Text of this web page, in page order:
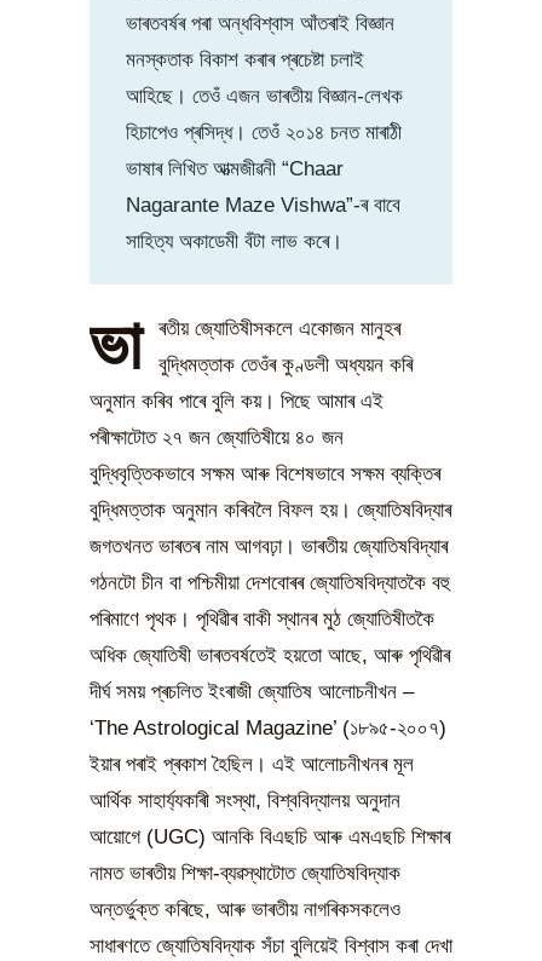
ভাৰতবৰ্ষৰ পৰা অন্ধবিশ্বাস আঁতৰাই বিজ্ঞান
মনস্কতাক বিকাশ কৰাৰ প্ৰচেষ্টা চলাই
আহিছে। তেওঁ এজন ভাৰতীয় বিজ্ঞান-লেখক
হিচাপেও প্ৰসিদ্ধ। তেওঁ ২০১৪ চনত মাৰাঠী
ভাষাৰ লিখিত আত্মজীৱনী “Chaar
Nagarante Maze Vishwa”-ৰ বাবে
সাহিত্য অকাডেমী বঁটা লাভ কৰে।
ভা
ৰতীয় জ্যোতিষীসকলে একোজন মানুহৰ
বুদ্ধিমত্তাক তেওঁৰ কুণ্ডলী অধ্যয়ন কৰি
অনুমান কৰিব পাৰে বুলি কয়। পিছে আমাৰ এই
পৰীক্ষাটোত ২৭ জন জ্যোতিষীয়ে ৪০ জন
বুদ্ধিবৃত্তিকভাবে সক্ষম আৰু বিশেষভাবে সক্ষম ব্যক্তিৰ
বুদ্ধিমত্তাক অনুমান কৰিবলৈ বিফল হয়। জ্যোতিষবিদ্যাৰ
জগতখনত ভাৰতৰ নাম আগবঢ়া। ভাৰতীয় জ্যোতিষবিদ্যাৰ
গঠনটো চীন বা পশ্চিমীয়া দেশবোৰৰ জ্যোতিষবিদ্যাতকৈ বহু
পৰিমাণে পৃথক। পৃথিৱীৰ বাকী স্থানৰ মুঠ জ্যোতিষীতকৈ
অধিক জ্যোতিষী ভাৰতবৰ্ষতেই হয়তো আছে, আৰু পৃথিৱীৰ
দীৰ্ঘ সময় প্ৰচলিত ইংৰাজী জ্যোতিষ আলোচনীখন –
‘The Astrological Magazine’ (১৮৯৫-২০০৭)
ইয়াৰ পৰাই প্ৰকাশ হৈছিল। এই আলোচনীখনৰ মূল
আৰ্থিক সাহাৰ্য্যকাৰী সংস্থা, বিশ্ববিদ্যালয় অনুদান
আয়োগে (UGC) আনকি বিএছচি আৰু এমএছচি শিক্ষাৰ
নামত ভাৰতীয় শিক্ষা-ব্যৱস্থাটোত জ্যোতিষবিদ্যাক
অন্তৰ্ভুক্ত কৰিছে, আৰু ভাৰতীয় নাগৰিকসকলেও
সাধাৰণতে জ্যোতিষবিদ্যাক সঁচা বুলিয়েই বিশ্বাস কৰা দেখা